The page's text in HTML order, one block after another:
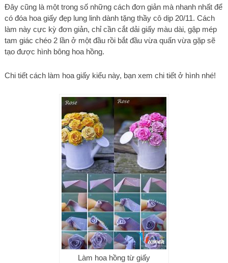
Đây cũng là một trong số những cách đơn giản mà nhanh nhất để
có đóa hoa giấy đẹp lung linh dành tặng thầy cô dịp 20/11. Cách
làm này cực kỳ đơn giản, chỉ cần cắt dải giấy màu dài, gập mép
tam giác chéo 2 lần ở một đầu rồi bắt đầu vừa quấn vừa gặp sẽ
tạo được hình bông hoa hồng.
Chi tiết cách làm hoa giấy kiểu này, bạn xem chi tiết ở hình nhé!
Làm hoa hồng từ giấy